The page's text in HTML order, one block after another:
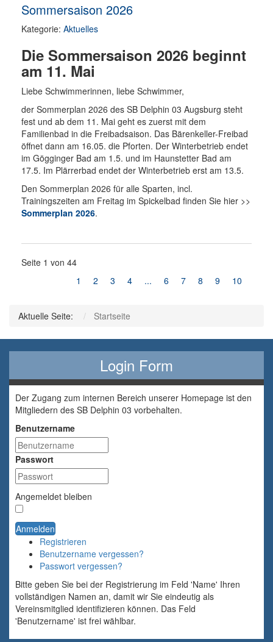
Sommersaison 2026
Kategorie: Aktuelles
Die Sommersaison 2026 beginnt
am 11. Mai
Liebe Schwimmerinnen, liebe Schwimmer,
der Sommerplan 2026 des SB Delphin 03 Augsburg steht
fest und ab dem 11. Mai geht es zuerst mit dem
Familienbad in die Freibadsaison. Das Bärenkeller-Freibad
öffnet dann am 16.05. die Pforten. Der Winterbetrieb endet
im Gögginger Bad am 1.5. und im Haunstetter Bad am
17.5. Im Plärrerbad endet der Winterbetrieb erst am 13.5.
Den Sommerplan 2026 für alle Sparten, incl.
Trainingszeiten am Freitag im Spickelbad finden Sie hier >>
Sommerplan 2026.
Seite 1 von 44
1
2 3 4 ... 6 7 8 9 10
Aktuelle Seite: Startseite
Login Form
Der Zugang zum internen Bereich unserer Homepage ist den
Mitgliedern des SB Delphin 03 vorbehalten.
Benutzername
Passwort
Angemeldet bleiben
Anmelden
Registrieren
Benutzername vergessen?
Passwort vergessen?
Bitte geben Sie bei der Registrierung im Feld 'Name' Ihren
vollständigen Namen an, damit wir Sie eindeutig als
Vereinsmitglied identifizieren können. Das Feld
'Benutzername' ist frei wählbar.